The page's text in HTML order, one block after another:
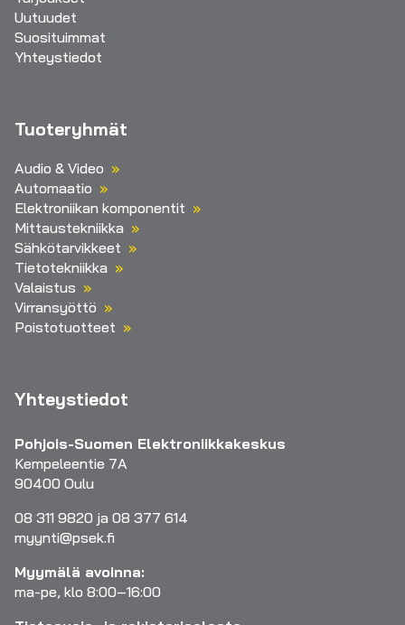
Uutuudet
Suosituimmat
Yhteystiedot
Tuoteryhmät
Audio & Video
Automaatio
Elektroniikan komponentit
Mittaustekniikka
Sähkötarvikkeet
Tietotekniikka
Valaistus
Virransyöttö
Poistotuotteet
Yhteystiedot
Pohjois-Suomen Elektroniikkakeskus
Kempeleentie 7A
90400 Oulu
08 311 9820 ja 08 377 614
myynti@psek.fi
Myymälä avoinna:
ma-pe, klo 8:00–16:00